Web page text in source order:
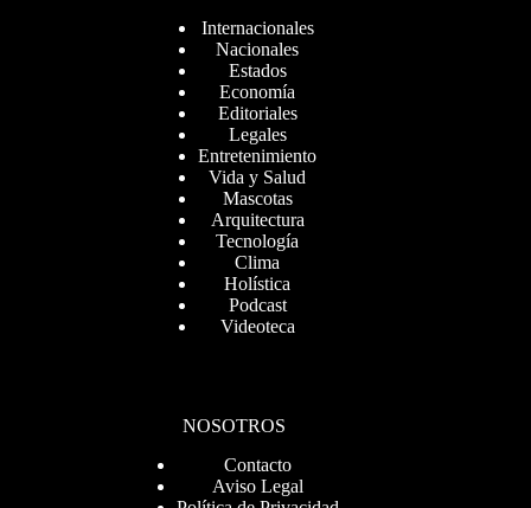
Internacionales
Nacionales
Estados
Economía
Editoriales
Legales
Entretenimiento
Vida y Salud
Mascotas
Arquitectura
Tecnología
Clima
Holística
Podcast
Videoteca
NOSOTROS
Contacto
Aviso Legal